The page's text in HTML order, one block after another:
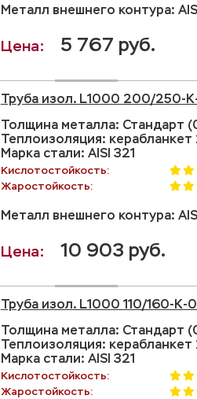
Металл внешнего контура:
5 767 руб.
Труба изол. L1000 200/250-
Толщина металла: Стандарт
Теплоизоляция: керабланкет
Марка стали: AISI 321
Кислотостойкость:
Жаростойкость:
Металл внешнего контура:
10 903 руб.
Труба изол. L1000 110/160-
Толщина металла: Стандарт
Теплоизоляция: керабланкет
Марка стали: AISI 321
Кислотостойкость:
Жаростойкость: